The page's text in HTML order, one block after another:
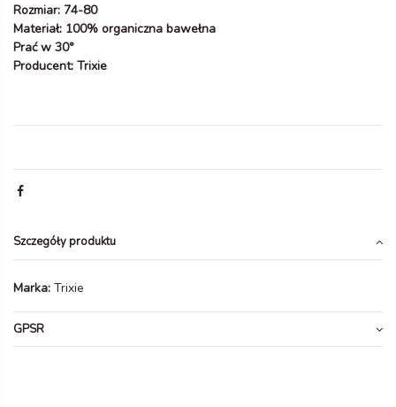
Rozmiar: 74-80
Materiał: 100% organiczna bawełna
Prać w 30°
Producent: Trixie
Szczegóły produktu
Marka: Trixie
GPSR